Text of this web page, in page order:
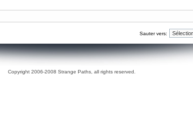
Sauter vers:
Copyright 2006-2008 Strange Paths, all rights reserved.